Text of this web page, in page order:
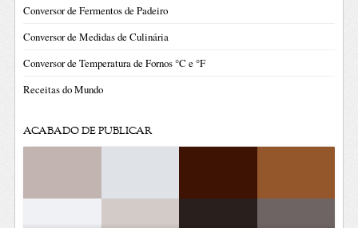
Conversor de Fermentos de Padeiro
Conversor de Medidas de Culinária
Conversor de Temperatura de Fornos °C e °F
Receitas do Mundo
ACABADO DE PUBLICAR